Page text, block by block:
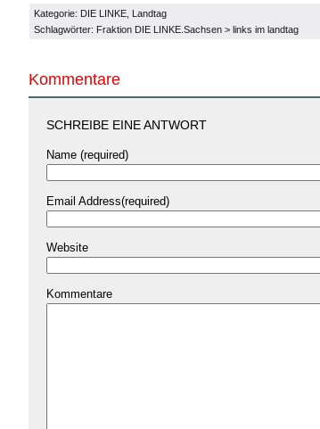
Kategorie: DIE LINKE Landtag
Schlagwörter: Fraktion DIE LINKE.Sachsen > links im landtag
Kommentare
SCHREIBE EINE ANTWORT
Name (required)
Email Address(required)
Website
Kommentare